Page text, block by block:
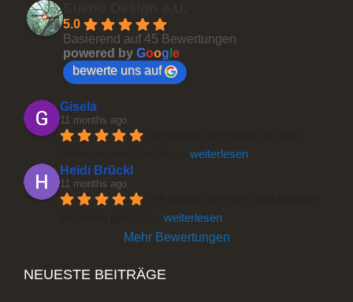
5.0
Basierend auf 45 Bewertungen
powered by Goog e
bewerte uns auf
Gisela
11 months ago
weiterlesen
Heidi Brückl
11 months ago
weiterlesen
Mehr Bewertungen
NEUESTE BEITRÄGE